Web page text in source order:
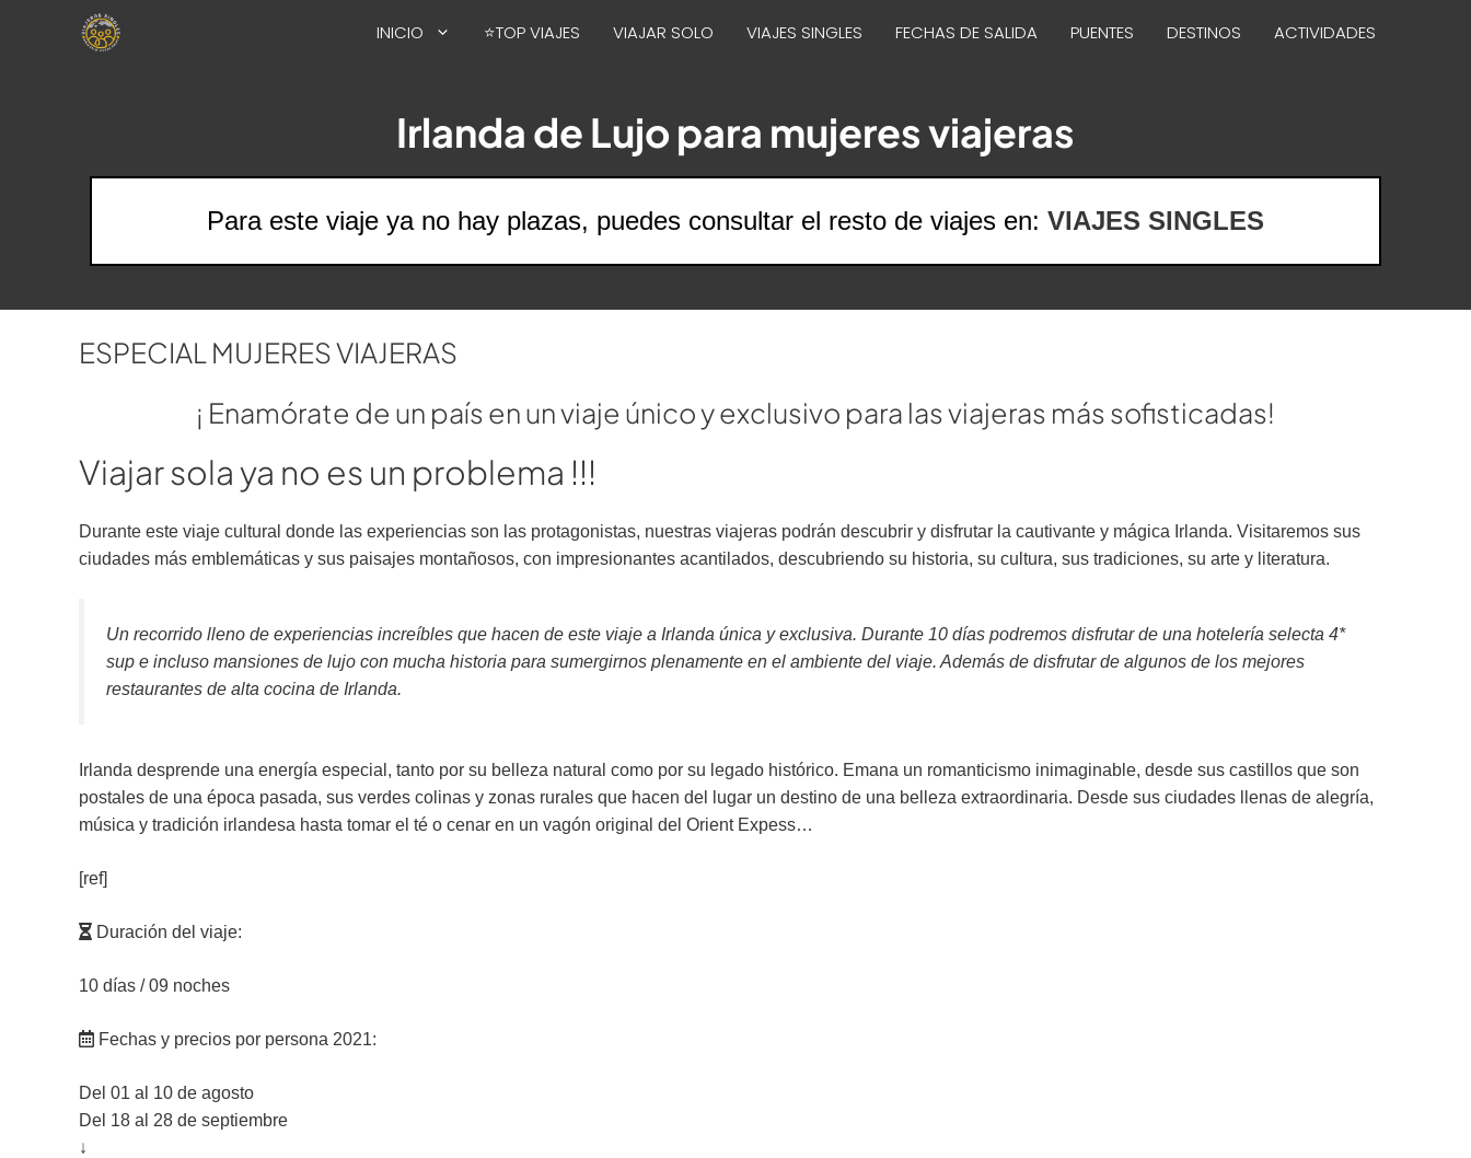
INICIO ⭐TOP VIAJES VIAJAR SOLO VIAJES SINGLES FECHAS DE SALIDA PUENTES DESTINOS ACTIVIDADES
Irlanda de Lujo para mujeres viajeras
Para este viaje ya no hay plazas, puedes consultar el resto de viajes en: VIAJES SINGLES
ESPECIAL MUJERES VIAJERAS
¡ Enamórate de un país en un viaje único y exclusivo para las viajeras más sofisticadas!
Viajar sola ya no es un problema !!!
Durante este viaje cultural donde las experiencias son las protagonistas, nuestras viajeras podrán descubrir y disfrutar la cautivante y mágica Irlanda. Visitaremos sus
ciudades más emblemáticas y sus paisajes montañosos, con impresionantes acantilados, descubriendo su historia, su cultura, sus tradiciones, su arte y literatura.
Un recorrido lleno de experiencias increíbles que hacen de este viaje a Irlanda única y exclusiva. Durante 10 días podremos disfrutar de una hotelería selecta 4*
sup e incluso mansiones de lujo con mucha historia para sumergirnos plenamente en el ambiente del viaje. Además de disfrutar de algunos de los mejores
restaurantes de alta cocina de Irlanda.
Irlanda desprende una energía especial, tanto por su belleza natural como por su legado histórico. Emana un romanticismo inimaginable, desde sus castillos que son
postales de una época pasada, sus verdes colinas y zonas rurales que hacen del lugar un destino de una belleza extraordinaria. Desde sus ciudades llenas de alegría,
música y tradición irlandesa hasta tomar el té o cenar en un vagón original del Orient Expess…
[ref]
Duración del viaje:
10 días / 09 noches
Fechas y precios por persona 2021:
Del 01 al 10 de agosto
Del 18 al 28 de septiembre
↓